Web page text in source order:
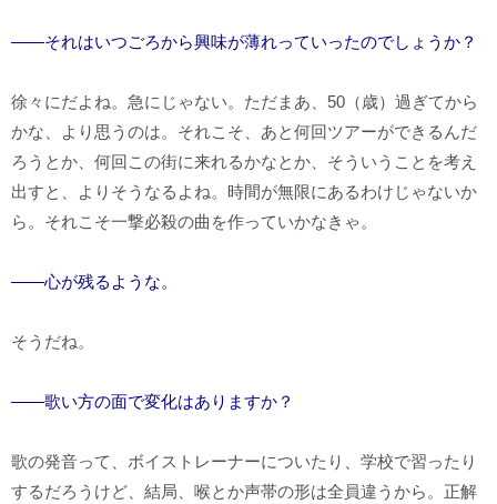
――それはいつごろから興味が薄れっていったのでしょうか？
徐々にだよね。急にじゃない。ただまあ、50（歳）過ぎてから
かな、より思うのは。それこそ、あと何回ツアーができるんだ
ろうとか、何回この街に来れるかなとか、そういうことを考え
出すと、よりそうなるよね。時間が無限にあるわけじゃないか
ら。それこそ一撃必殺の曲を作っていかなきゃ。
――心が残るような。
そうだね。
――歌い方の面で変化はありますか？
歌の発音って、ボイストレーナーについたり、学校で習ったり
するだろうけど、結局、喉とか声帯の形は全員違うから。正解